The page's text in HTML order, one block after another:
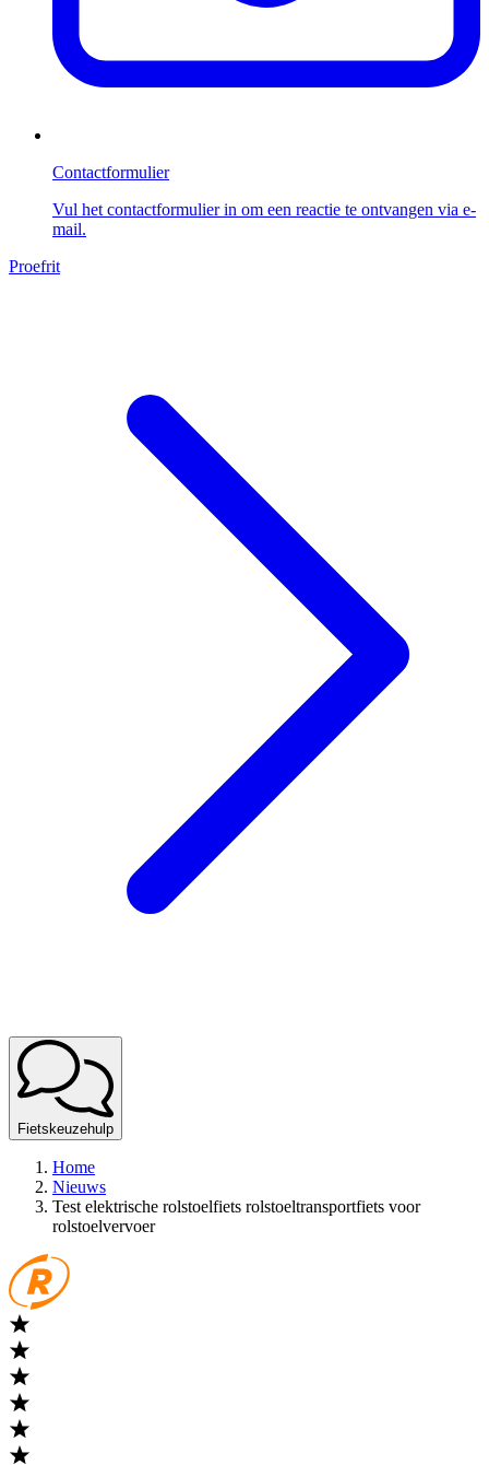
Contactformulier
Vul het contactformulier in om een reactie te ontvangen via e-
mail.
Proefrit
Fietskeuzehulp
Home
Nieuws
Test elektrische rolstoelfiets rolstoeltransportfiets voor
rolstoelvervoer